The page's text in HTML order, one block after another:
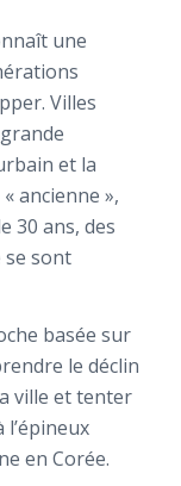
une
Villes
et la
ancienne »,
30 ans, des
sont
basée sur
le déclin
ville et tenter
en Corée.